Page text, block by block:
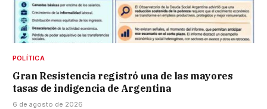
POLÍTICA
Gran Resistencia registró una de las mayores
tasas de indigencia de Argentina
6 de agosto de 2026